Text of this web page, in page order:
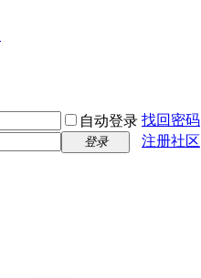
自动登录 找回密码
登录
注册社区